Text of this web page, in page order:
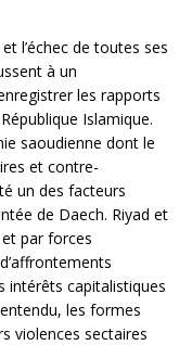
l’échec de toutes ses
à un
les rapports
Islamique.
saoudienne dont le
et contre-
un des facteurs
de Daech. Riyad et
par forces
intérêts capitalistiques
les formes
violences sectaires